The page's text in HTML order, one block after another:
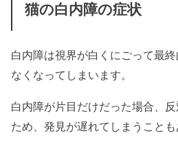
猫の白内障の症状
白内障は視界が白くにごって最
なくなってしまいます。
白内障が片目だけだった場合、
ため、発見が遅れてしまうことも